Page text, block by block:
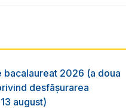
bacalaureat 2026 (a doua
desfășurarea
august)